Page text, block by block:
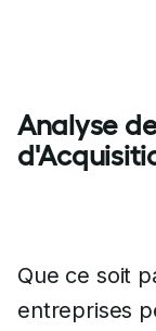
Analyse
Que ce soit
entreprises